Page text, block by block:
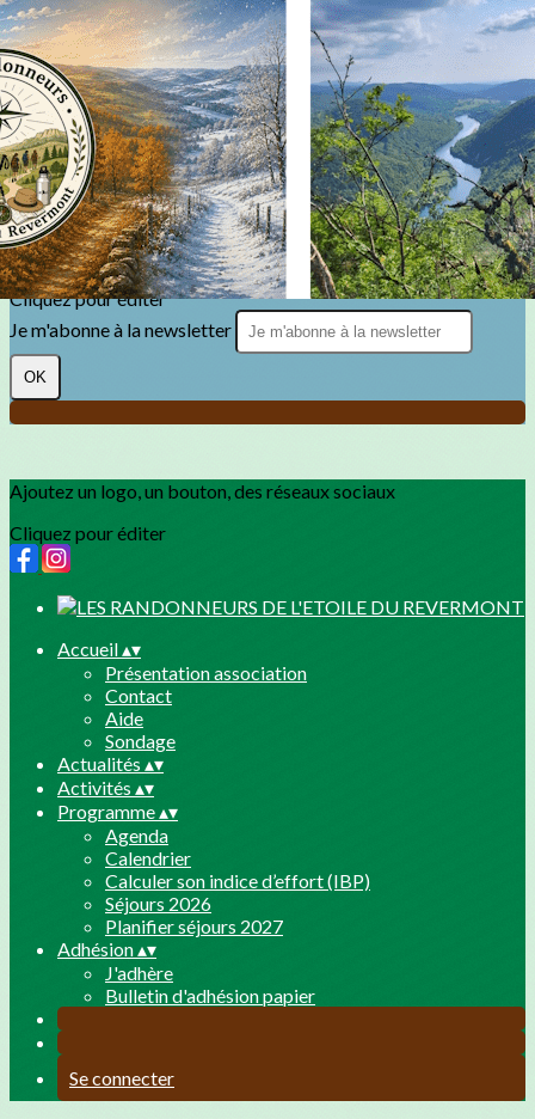
Exporter les lignes sélectionnées
Exporter toutes les colonnes
Exporter uniquement les colonnes affichées
Menu
?>
Images de la page d'accueil
Cliquez pour éditer
Texte, bouton et/ou inscription à la newsletter
Cliquez pour éditer
Je m'abonne à la newsletter
OK
Ajoutez un logo, un bouton, des réseaux sociaux
Cliquez pour éditer
Accueil▴▾
Présentation association
Contact
Aide
Sondage
Actualités ▴▾
Activités ▴▾
Programme▴▾
Agenda
Calendrier
Calculer son indice d’effort (IBP)
Séjours 2026
Planifier séjours 2027
Adhésion▴▾
J'adhère
Bulletin d'adhésion papier
Se connecter